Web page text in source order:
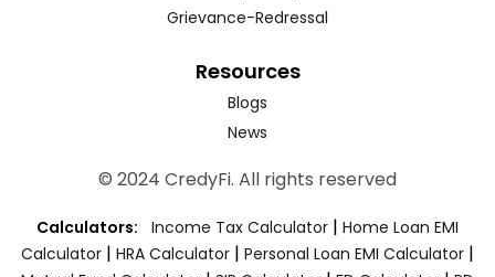
Grievance-Redressal
Resources
Blogs
News
© 2024 CredyFi. All rights reserved
Calculators: Income Tax Calculator | Home Loan EMI
Calculator | HRA Calculator | Personal Loan EMI Calculator |